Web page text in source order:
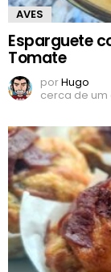
AVES
Esparguete
Tomate
porHugo
cerca de um